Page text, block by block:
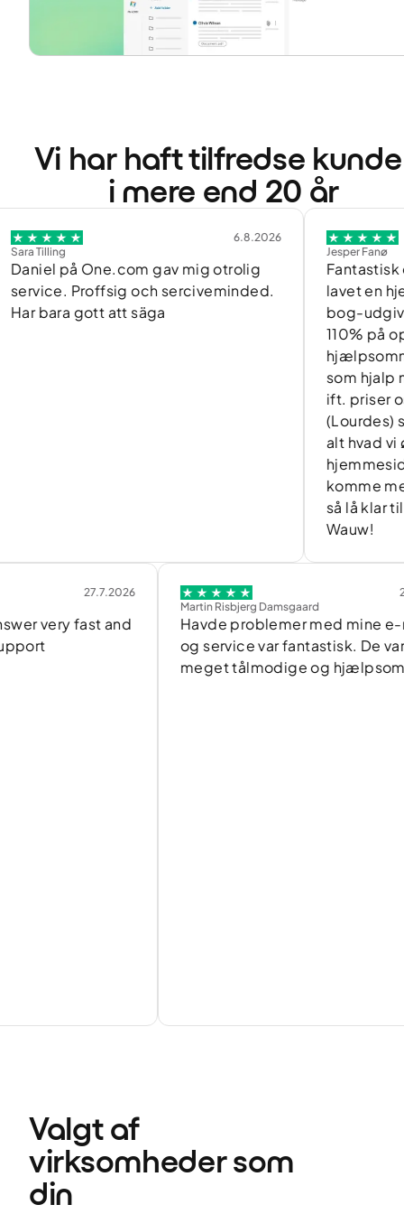
Vi har haft tilfredse
i mere end 20 år
One.com gav mig otrolig
Proffsig och serciveminded.
gott att säga
Fantastisk og
lavet en
bog-udgivelse og
110% på opgaven.
hjælpsomme
som hjalp med at
ift. priser osv. Og
(Lourdes) som
alt hvad vi
hjemmeside. Og
komme med
så lå klar til
fast and
Martin Risbjerg Damsgaard
Havde problemer med mine e-mails,
og service var fantastisk. De var
meget tålmodige og hjælpsomme.
Valgt af
virksomheder som
din